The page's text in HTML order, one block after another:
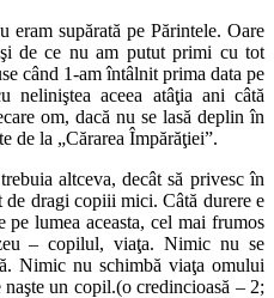
eram supărată pe Părintele. Oare
de ce nu am putut primi cu tot
când 1-am întâlnit prima data pe
neliniştea aceea atâţia ani câtă
om, dacă nu se lasă deplin în
de la „Cărarea Împărăţiei”.
altceva, decât să privesc în
dragi copiii mici. Câtă durere e
lumea aceasta, cel mai frumos
– copilul, viaţa. Nimic nu se
Nimic nu schimbă viaţa omului
un copil.(o credincioasă – 2;